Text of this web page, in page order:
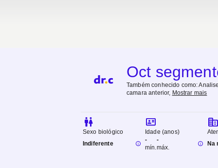
Oct
Também conhecido como:
camara anterior, Mostrar mais
Sexo biológico
Indiferente
Idade (anos)
-
mín.
-
máx.
Na